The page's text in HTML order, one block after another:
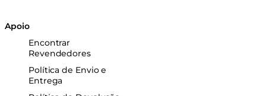
Apoio
Encontrar
Revendedores
Política de Envio e
Entrega